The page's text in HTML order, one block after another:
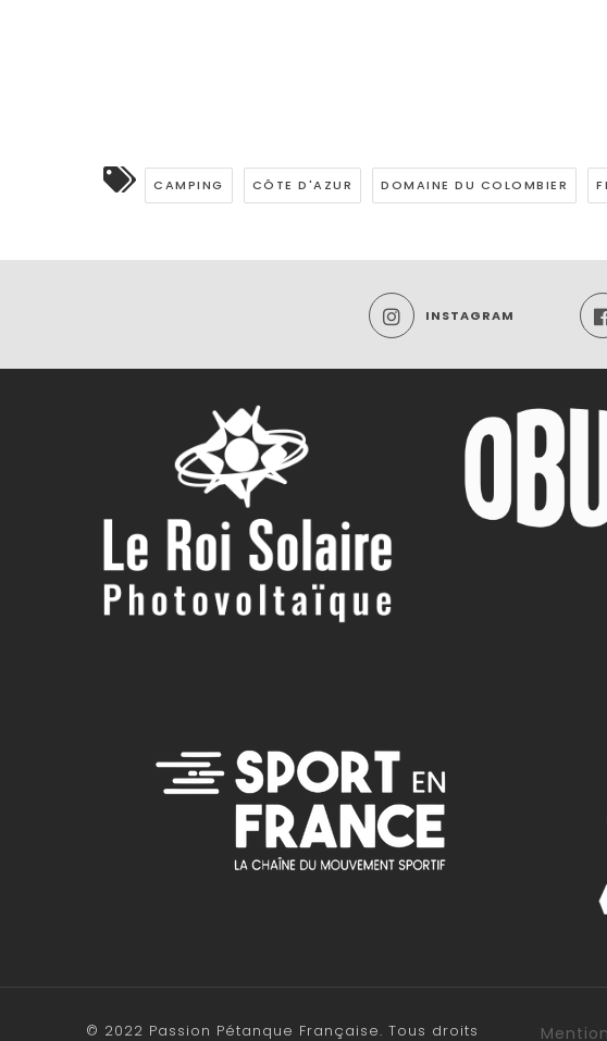
CAMPING CÔTE D'AZUR DOMAINE DU COLOMBIER
INSTAGRAM
© 2022 Passion Pétanque Française. Tous droits